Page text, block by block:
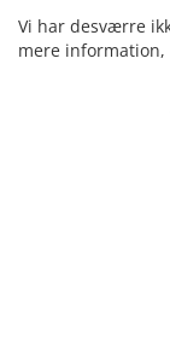
Vi har desværre
mere information,